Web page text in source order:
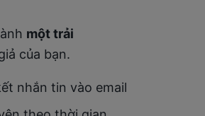
một trải
của bạn.
nhắn tin vào email